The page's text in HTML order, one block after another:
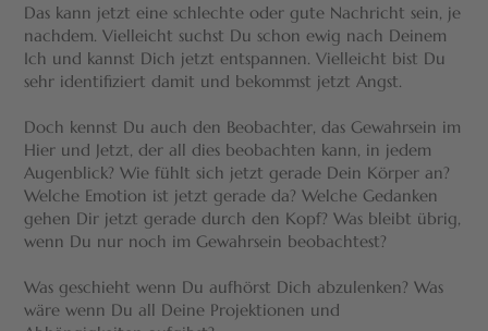
Das kann jetzt eine schlechte oder gute Nachricht sein, je
nachdem. Vielleicht suchst Du schon ewig nach Deinem
Ich und kannst Dich jetzt entspannen. Vielleicht bist Du
sehr identifiziert damit und bekommst jetzt Angst.
Doch kennst Du auch den Beobachter, das Gewahrsein im
Hier und Jetzt, der all dies beobachten kann, in jedem
Augenblick? Wie fühlt sich jetzt gerade Dein Körper an?
Welche Emotion ist jetzt gerade da? Welche Gedanken
gehen Dir jetzt gerade durch den Kopf? Was bleibt übrig,
wenn Du nur noch im Gewahrsein beobachtest?
Was geschieht wenn Du aufhörst Dich abzulenken? Was
wäre wenn Du all Deine Projektionen und